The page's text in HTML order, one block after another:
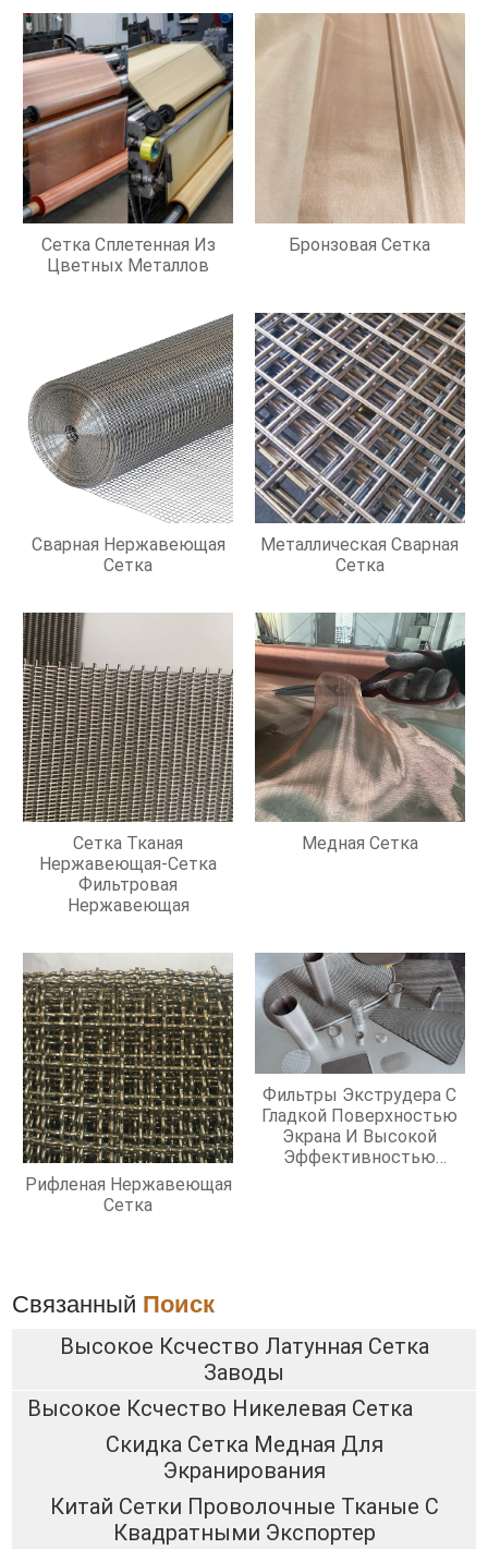
Сетка Сплетенная Из
Цветных Металлов
Бронзовая Сетка
Сварная Нержавеющая
Сетка
Металлическая Сварная
Сетка
Сетка Тканая
Нержавеющая-Сетка
Фильтровая
Нержавеющая
Медная Сетка
Рифленая Нержавеющая
Сетка
Фильтры Экструдера С
Гладкой Поверхностью
Экрана И Высокой
Эффективностью
Связанный Поиск
Высокое Ксчество Латунная Сетка
Заводы
Высокое Ксчество Никелевая Сетка
Скидка Сетка Медная Для
Экранирования
Китай Сетки Проволочные Тканые С
Квадратными Экспортер